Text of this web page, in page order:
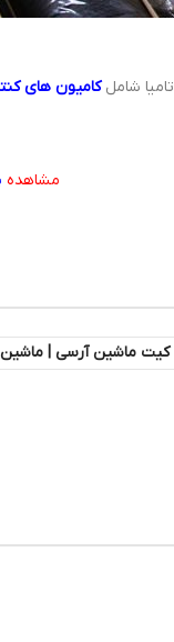
شاملکامیون های
مشاهده
کیت ماشین آرسی | ماشین